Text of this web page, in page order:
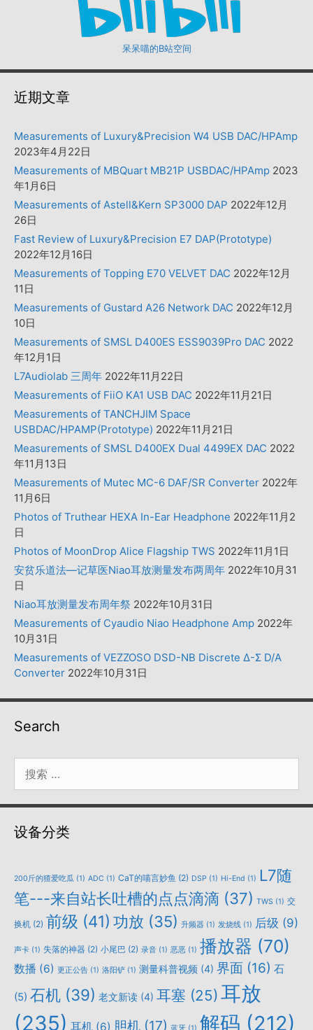
呆呆喵的B站空间
近期文章
Measurements of Luxury&Precision W4 USB DAC/HPAmp
2023年4月22日
Measurements of MBQuart MB21P USBDAC/HPAmp 2023
年1月6日
Measurements of Astell&Kern SP3000 DAP 2022年12月
26日
Fast Review of Luxury&Precision E7 DAP(Prototype)
2022年12月16日
Measurements of Topping E70 VELVET DAC 2022年12月
11日
Measurements of Gustard A26 Network DAC 2022年12月
10日
Measurements of SMSL D400ES ESS9039Pro DAC 2022
年12月1日
L7Audiolab 三周年 2022年11月22日
Measurements of FiiO KA1 USB DAC 2022年11月21日
Measurements of TANCHJIM Space
USBDAC/HPAMP(Prototype) 2022年11月21日
Measurements of SMSL D400EX Dual 4499EX DAC 2022
年11月13日
Measurements of Mutec MC-6 DAF/SR Converter 2022年
11月6日
Photos of Truthear HEXA In-Ear Headphone 2022年11月2
日
Photos of MoonDrop Alice Flagship TWS 2022年11月1日
安贫乐道法—记草医Niao耳放测量发布两周年 2022年10月31
日
Niao耳放测量发布周年祭 2022年10月31日
Measurements of Cyaudio Niao Headphone Amp 2022年
10月31日
Measurements of VEZZOSO DSD-NB Discrete Δ-Σ D/A
Converter 2022年10月31日
Search
索：
设备分类
200斤的猹爱吃瓜 (1) ADC (1) CaT的喵言妙鱼 (2) DSP (1) Hi-End (1) L7随
笔---来自站长吐槽的点点滴滴 (37) TWS (1) 交
换机 (2) 前级 (41) 功放 (35) 升频器 (1) 发烧线 (1) 后级 (9)
声卡 (1) 失落的神器 (2) 小尾巴 (2) 录音 (1) 恶恶 (1) 播放器 (70)
数播 (6) 更正公告 (1) 洛阳铲 (1) 测量科普视频 (4) 界面 (16) 石
(5) 石机 (39) 老文新读 (4) 耳塞 (25) 耳放
(235) 耳机 (6) 胆机 (17) 蓝牙 (1) 解码 (212)